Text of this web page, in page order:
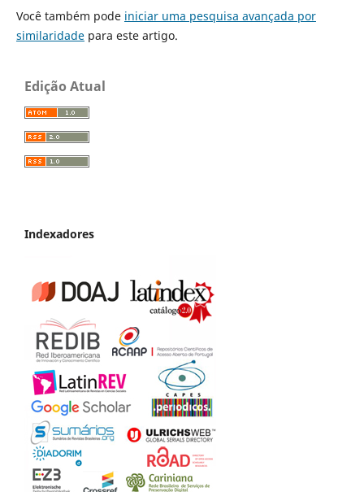
Você também pode iniciar uma pesquisa avançada por
similaridadepara este artigo.
Edição Atual
Indexadores